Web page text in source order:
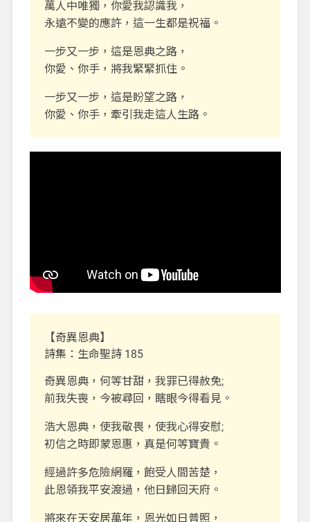
萬人中唯獨，你愛我認識我，
永遠不變的應許，這一生都是祝福。
一步又一步，這是恩典之路，
你愛、你手，將我緊緊抓住。
一步又一步，這是盼望之路，
你愛、你手，牽引我走這人生路。
【奇異恩典】
詩集：生命聖詩 185
奇異恩典，何等甘甜，我罪已得赦免;
前我失喪，今被尋回，瞎眼今得看見。
浩大恩典，使我敬畏，使我心得安慰;
初信之時即蒙恩惠，真是何等寶貴。
經過許多危險網羅，飽受人間苦楚，
此恩領我平安渡過，他日歸回天府。
將來在天安居萬年，恩光如日普照，